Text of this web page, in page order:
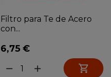
Filtro para Te de Acero
con...
6,75 €
remove add 